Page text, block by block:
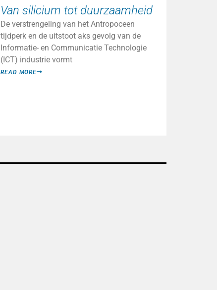
Van silicium tot duurzaamheid
De verstrengeling van het Antropoceen
tijdperk en de uitstoot aks gevolg van de
Informatie- en Communicatie Technologie
(ICT) industrie vormt
READ MORE